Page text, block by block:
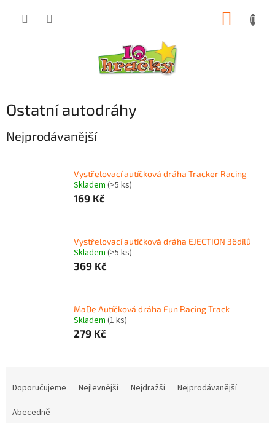
Ostatní autodráhy
Nejprodávanější
Vystřelovací autíčková dráha Tracker Racing
Skladem (>5 ks)
169 Kč
Vystřelovací autíčková dráha EJECTION 36dílů
Skladem (>5 ks)
369 Kč
MaDe Autíčková dráha Fun Racing Track
Skladem (1 ks)
279 Kč
Doporučujeme Nejlevnější Nejdražší
Nejprodávanější
Abecedně